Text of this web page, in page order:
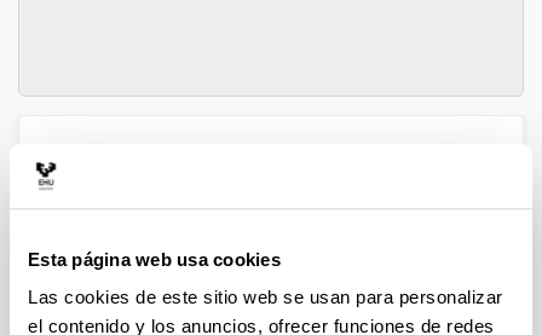
Esta página web usa cookies
Las cookies de este sitio web se usan para personalizar
el contenido y los anuncios, ofrecer funciones de redes
Vicerrectorado de